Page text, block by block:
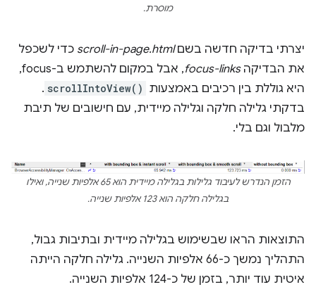
מוסרת.
יצרתי בדיקה חדשה בשםscroll-in-page.html כדי לשכפל
את הבדיקהfocus-links
, אבל במקום להשתמש ב-focus,
היא גוללת בין רכיבים באמצעות scrollIntoView()
.
בדקתי גלילה חלקה וגלילה מיידית, עם חישובים של תיבת
מלבול וגם בלי.
הזמן הנדרש לעיבוד גלילות בגלילה מיידית הוא 65 אלפיות שנייה, ואילו
בגלילה חלקה הוא 123 אלפיות שנייה.
התוצאות הראו שבשימוש בגלילה מיידית ובתיבות גבול,
התהליך נמשך כ-66 אלפיות השנייה. גלילה חלקה הייתה
איטית עוד יותר, בזמן של כ-124 אלפיות השנייה.